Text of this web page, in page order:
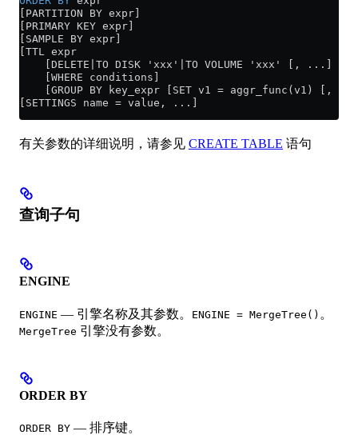
[PARTITION BY expr]
[PRIMARY KEY expr]
[SAMPLE BY expr]
[TTL expr
    [DELETE|TO DISK 'xxx'|TO VOLUME 'xxx' [, ...] ]
    [WHERE conditions]
[GROUP BY key_expr [SET v1 = aggr_func(v1) [, v2
[SETTINGS name = value, ...]
有关参数的详细说明，请参见 CREATE TABLE 语句
查询子句
ENGINE
ENGINE — 引擎名称及其参数。 ENGINE = MergeTree() 。
MergeTree 引擎没有参数。
ORDER BY
ORDER BY — 排序键。